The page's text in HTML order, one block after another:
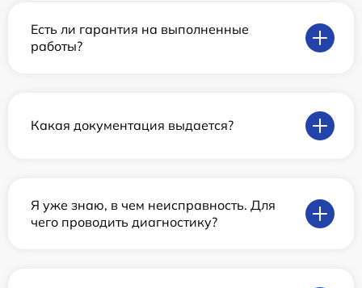
Есть ли гарантия на выполненные
работы?
Какая документация выдается?
Я уже знаю, в чем неисправность. Для
чего проводить диагностику?